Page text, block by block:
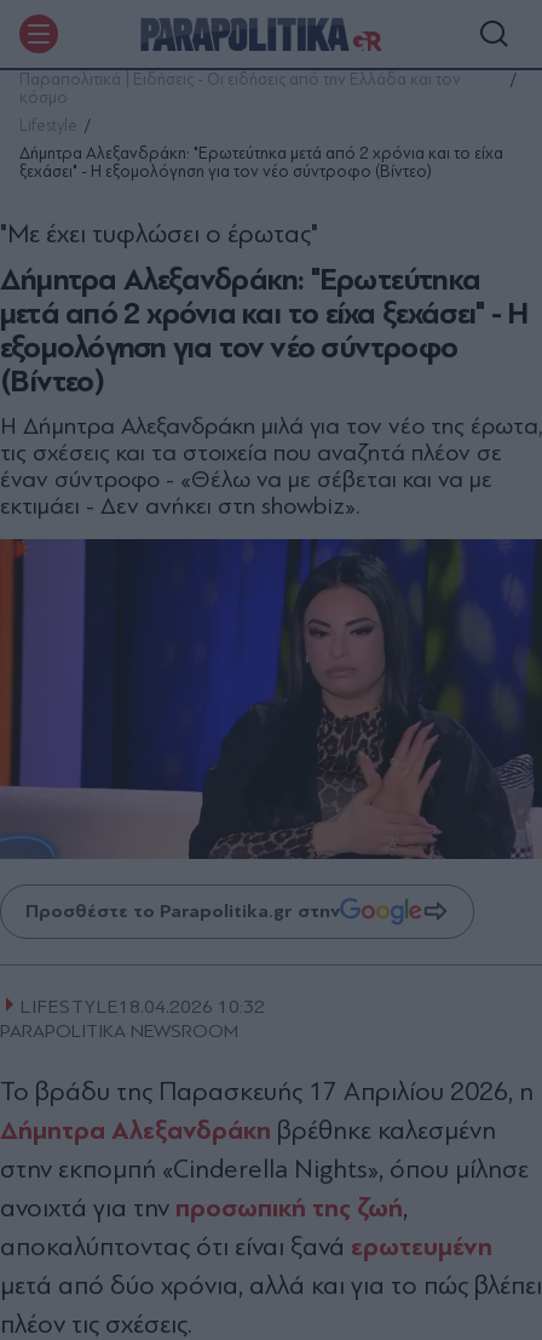
Παραπολιτικά | Ειδήσεις - Οι ειδήσεις από την Ελλάδα και τον
κόσμο
Lifestyle
Δήμητρα Αλεξανδράκη: "Ερωτεύτηκα μετά από 2 χρόνια και το είχα
ξεχάσει" - Η εξομολόγηση για τον νέο σύντροφο (Βίντεο)
Δήμητρα Αλεξανδράκη: "Ερωτεύτηκα
μετά από 2 χρόνια και το είχα ξεχάσει" - Η
εξομολόγηση για τον νέο σύντροφο
(Βίντεο)
"Με έχει τυφλώσει ο έρωτας"
Η Δήμητρα Αλεξανδράκη μιλά για τον νέο της έρωτα,
τις σχέσεις και τα στοιχεία που αναζητά πλέον σε
έναν σύντροφο - «Θέλω να με σέβεται και να με
εκτιμάει - Δεν ανήκει στη showbiz».
Προσθέστε το Parapolitika.gr στην
LIFESTYLE18.04.2026 10:32
PARAPOLITIKA NEWSROOM
Το βράδυ της Παρασκευής 17 Απριλίου 2026, η
Δήμητρα Αλεξανδράκη βρέθηκε καλεσμένη
στην εκπομπή «Cinderella Nights», όπου μίλησε
ανοιχτά για την προσωπική της ζωή,
αποκαλύπτοντας ότι είναι ξανά ερωτευμένη
μετά από δύο χρόνια, αλλά και για το πώς βλέπει
πλέον τις σχέσεις.